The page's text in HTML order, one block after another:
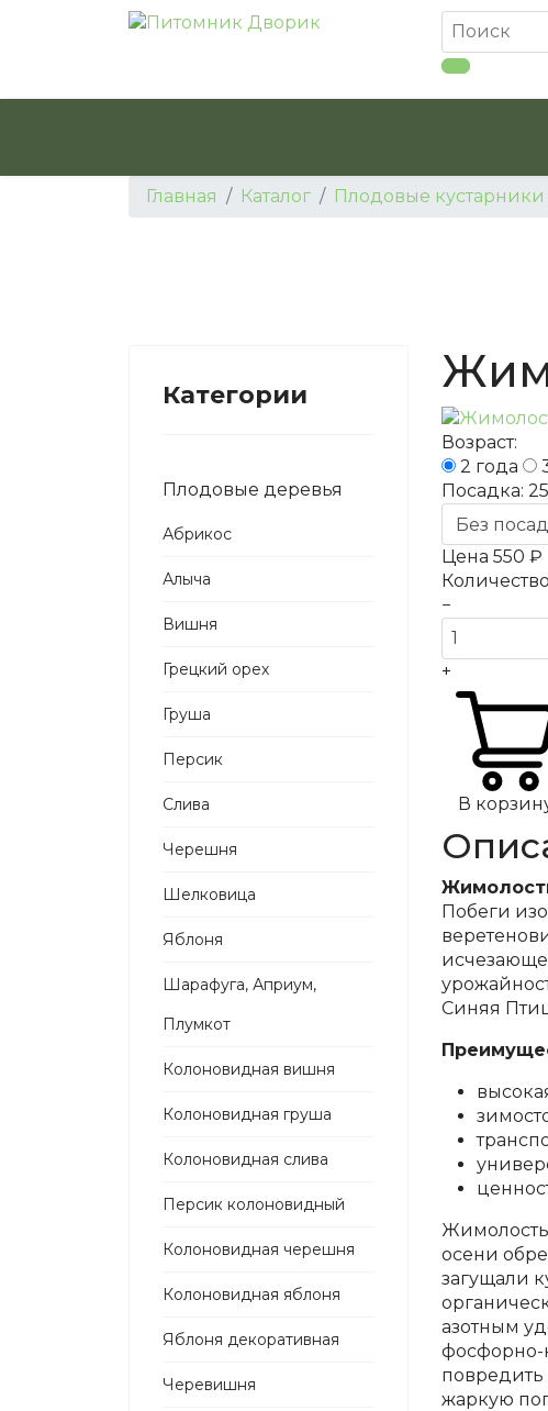
Главная Каталог Плодовые кустарники
Категории
Плодовые деревья
Абрикос
Алыча
Вишня
Грецкий орех
Груша
Персик
Слива
Черешня
Шелковица
Яблоня
Шарафуга, Априум,
Плумкот
Колоновидная вишня
Колоновидная груша
Колоновидная слива
Персик колоновидный
Колоновидная черешня
Колоновидная яблоня
Яблоня декоративная
Черевишня
Возраст:
2 года
Посадка:
Цена 550 ₽
−
+
В
Побеги
Синяя
Жимолость
осени
загущали
азотным
фосфорно-
жаркую